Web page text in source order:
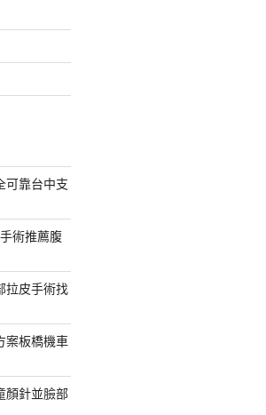
可靠台中支
術推薦腹
拉皮手術找
案板橋機車
顏針並臉部